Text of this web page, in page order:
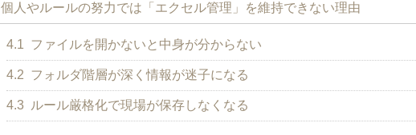
個人やルールの努力では「エクセル管理」を維持できない理由
4.1 ファイルを開かないと中身が分からない
4.2 フォルダ階層が深く情報が迷子になる
4.3 ルール厳格化で現場が保存しなくなる